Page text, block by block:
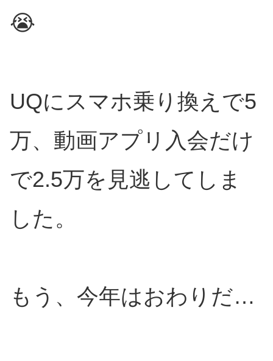
😭
UQにスマホ乗り換えで5
万、動画アプリ入会だけ
で2.5万を見逃してしま
した。
もう、今年はおわりだ…